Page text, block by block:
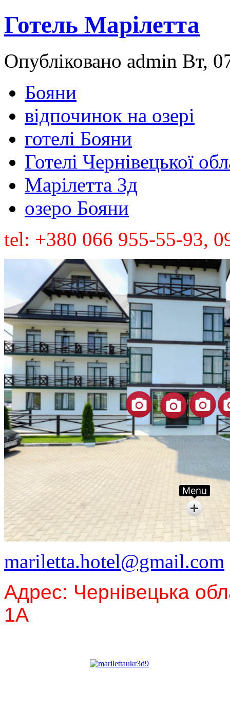
Готель Марілетта
Опубліковано admin Вт,
Бояни
відпочинок на озері
готелі Бояни
Готелі Чернівецької
Марілетта 3д
озеро Бояни
tel: +380 066 955-55-93,
mariletta.hotel@gmail.com
Адрес: Чернівецька
1A